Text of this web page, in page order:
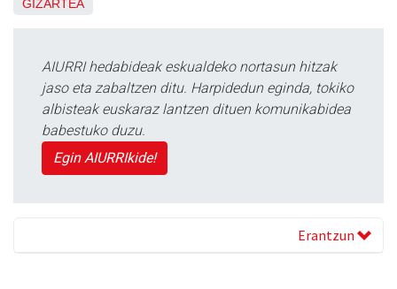
GIZARTEA
AIURRI hedabideak eskualdeko nortasun hitzak
jaso eta zabaltzen ditu. Harpidedun eginda, tokiko
albisteak euskaraz lantzen dituen komunikabidea
babestuko duzu.
Egin AIURRIkide!
Erantzun